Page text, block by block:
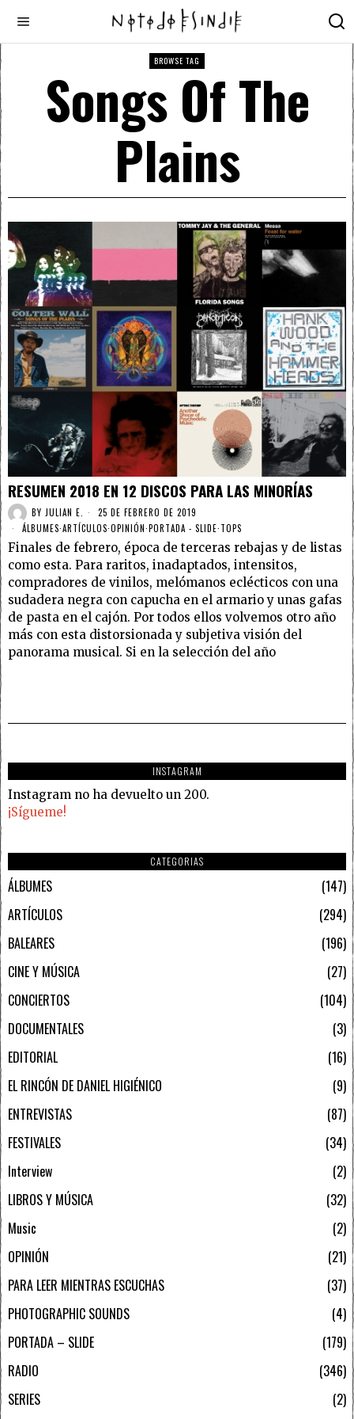
BROWSE TAG
Songs Of The
Plains
RESUMEN 2018 EN 12 DISCOS PARA LAS MINORÍAS
BY JULIAN E.
25 DE FEBRERO DE 2019
ÁLBUMES·ARTÍCULOS·OPINIÓN·PORTADA - SLIDE·TOPS
Finales de febrero, época de terceras rebajas y de listas
como esta. Para raritos, inadaptados, intensitos,
compradores de vinilos, melómanos eclécticos con una
sudadera negra con capucha en el armario y unas gafas
de pasta en el cajón. Por todos ellos volvemos otro año
más con esta distorsionada y subjetiva visión del
panorama musical. Si en la selección del año
INSTAGRAM
Instagram no ha devuelto un 200.
¡Sígueme!
CATEGORIAS
ÁLBUMES
147
ARTÍCULOS
294
BALEARES
196
CINE Y MÚSICA
27
CONCIERTOS
104
DOCUMENTALES
3
EDITORIAL
16
EL RINCÓN DE DANIEL HIGIÉNICO
9
ENTREVISTAS
87
FESTIVALES
34
Interview
2
LIBROS Y MÚSICA
32
Music
2
OPINIÓN
21
PARA LEER MIENTRAS ESCUCHAS
37
PHOTOGRAPHIC SOUNDS
4
PORTADA – SLIDE
179
RADIO
346
SERIES
2